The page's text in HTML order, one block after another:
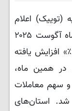
(توییک) اعلام
کرد فروش مسکن در ترکیه در طول ماه آگوست ۲۰۲۵
نسبت به مدت مشابه سال قبل «۶٫۸٪» افزایش یافته
است. در همین ماه،
واحد» بود و سهم معاملات
«۱٫۳٪» ثبت شد. استان‌های